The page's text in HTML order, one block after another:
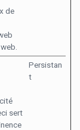
de
sert
Persistan
t